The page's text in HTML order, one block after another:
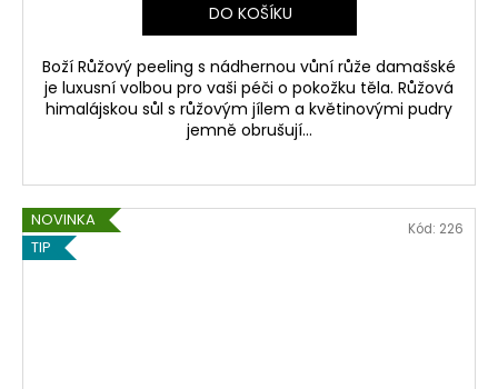
DO KOŠÍKU
Boží Růžový peeling s nádhernou vůní růže damašské
je luxusní volbou pro vaši péči o pokožku těla. Růžová
himalájskou sůl s růžovým jílem a květinovými pudry
jemně obrušují...
NOVINKA
TIP
Kód: 226